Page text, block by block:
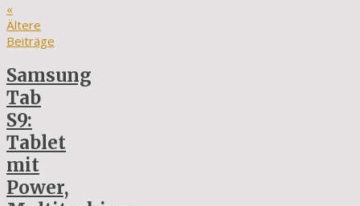
«
Ältere
Beiträge
Samsung
Tab
S9:
Tablet
mit
Power,